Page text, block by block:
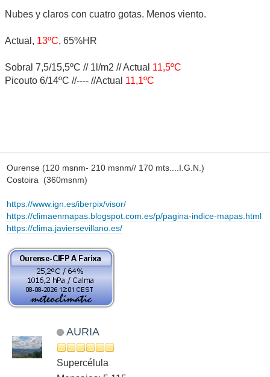
Nubes y claros con cuatro gotas. Menos viento.
Actual, 13ºC, 65%HR
Sobral 7,5/15,5ºC // 1l/m2 // Actual 11,5ºC
Picouto 6/14ºC //---- //Actual 11,1ºC
Ourense (120 msnm- 210 msnm// 170 mts....I.G.N.)
Costoira (360msnm)
https://www.ign.es/iberpix/visor/
https://climaenmapas.blogspot.com.es/p/pagina-indice-mapas.html